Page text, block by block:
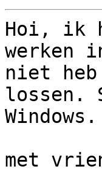
Hoi, ik
werken
niet
lossen.
Windows.
met